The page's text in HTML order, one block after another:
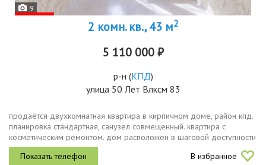
9
2 комн. кв., 43 м2
5 110 000 ₽
р-н (КПД)
улица 50 Лет Влксм 83
продаётся двухкомнатная квартира в кирпичном доме, район кпд.
планировка стандартная, санузел совмещенный. квартира с
косметическим ремонтом. дом расположен в шаговой доступности
от школ, детских садов, взрослой и детской поликлиники.
безусловным...
В избранное